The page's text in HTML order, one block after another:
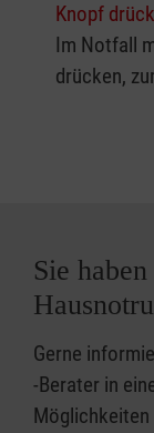
Knopf
Im Notfall
drücken,
Sie
Gerne
-Berater in